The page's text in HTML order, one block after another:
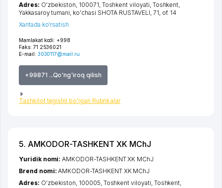
Mamlakat kodi: +998
Faks: 71 2536021
E-mail: 3030117@mail.ru
+99871 ...Qo'ng'iroq qilish
Tashkilot tegishli bo'lgan Rubrikalar
Adres: O'zbekiston, 100071, Toshkent viloyati Toshkent
Yakkasaroy tumani ko'chasi SHOTA RUSTAVELI , 71, of. 14
Xaritada ko'rsatish
5. AMKODOR-TASHKENT XK MChJ
Yuridik nomi:AMKODOR-TASHKENT XK MChJ
Brend nomi:AMKODOR-TASHKENT XK MChJ
Adres: O'zbekiston, 100005, Toshkent viloyati Toshkent